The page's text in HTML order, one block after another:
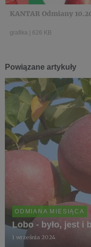
KANTAR Odmiany
grafika 626 KB
Powiązane artykuły
ODMIANA MIESIĄCA
Lobo - było, jest i
1 września 2024